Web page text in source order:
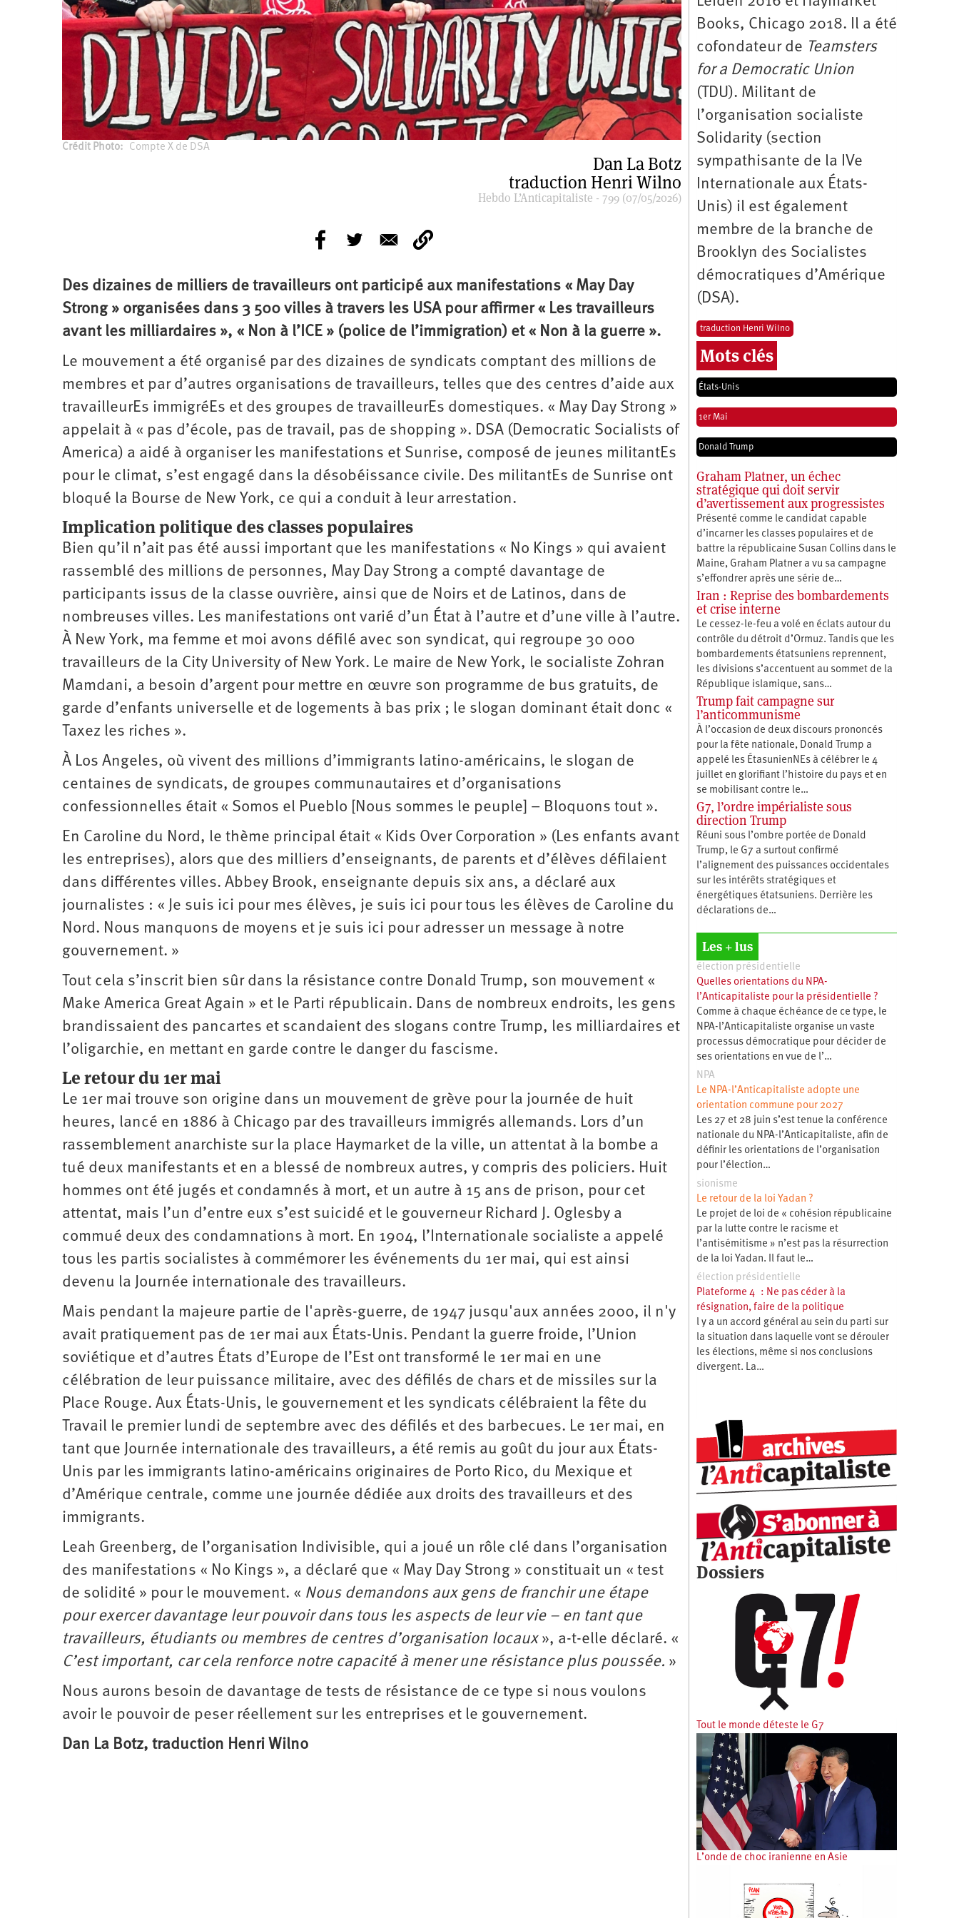
Crédit Photo Compte X de DSA
Dan La Botz
traduction Henri Wilno
Hebdo L’Anticapitaliste - 799 (07/05/2026)
Des dizaines de milliers de travailleurs ont participé aux manifestations « May Day
Strong » organisées dans 3 500 villes à travers les USA pour affirmer « Les travailleurs
avant les milliardaires », « Non à l’ICE » (police de l’immigration) et « Non à la guerre ».
Le mouvement a été organisé par des dizaines de syndicats comptant des millions de
membres et par d’autres organisations de travailleurs, telles que des centres d’aide aux
travailleurEs immigréEs et des groupes de travailleurEs domestiques. « May Day Strong »
appelait à « pas d’école, pas de travail, pas de shopping ». DSA (Democratic Socialists of
America) a aidé à organiser les manifestations et Sunrise, composé de jeunes militantEs
pour le climat, s’est engagé dans la désobéissance civile. Des militantEs de Sunrise ont
bloqué la Bourse de New York, ce qui a conduit à leur arrestation.
Implication politique des classes populaires
Bien qu’il n’ait pas été aussi important que les manifestations « No Kings » qui avaient
rassemblé des millions de personnes, May Day Strong a compté davantage de
participants issus de la classe ouvrière, ainsi que de Noirs et de Latinos, dans de
nombreuses villes. Les manifestations ont varié d’un État à l’autre et d’une ville à l’autre.
À New York, ma femme et moi avons défilé avec son syndicat, qui regroupe 30 000
travailleurs de la City University of New York. Le maire de New York, le socialiste Zohran
Mamdani, a besoin d’argent pour mettre en œuvre son programme de bus gratuits, de
garde d’enfants universelle et de logements à bas prix ; le slogan dominant était donc «
Taxez les riches ».
À Los Angeles, où vivent des millions d’immigrants latino-américains, le slogan de
centaines de syndicats, de groupes communautaires et d’organisations
confessionnelles était « Somos el Pueblo [Nous sommes le peuple] – Bloquons tout ».
En Caroline du Nord, le thème principal était « Kids Over Corporation » (Les enfants avant
les entreprises), alors que des milliers d’enseignants, de parents et d’élèves défilaient
dans différentes villes. Abbey Brook, enseignante depuis six ans, a déclaré aux
journalistes : « Je suis ici pour mes élèves, je suis ici pour tous les élèves de Caroline du
Nord. Nous manquons de moyens et je suis ici pour adresser un message à notre
gouvernement. »
Tout cela s’inscrit bien sûr dans la résistance contre Donald Trump, son mouvement «
Make America Great Again » et le Parti républicain. Dans de nombreux endroits, les gens
brandissaient des pancartes et scandaient des slogans contre Trump, les milliardaires et
l’oligarchie, en mettant en garde contre le danger du fascisme.
Le retour du 1ermai
Le 1er mai trouve son origine dans un mouvement de grève pour la journée de huit
heures, lancé en 1886 à Chicago par des travailleurs immigrés allemands. Lors d’un
rassemblement anarchiste sur la place Haymarket de la ville, un attentat à la bombe a
tué deux manifestants et en a blessé de nombreux autres, y compris des policiers. Huit
hommes ont été jugés et condamnés à mort, et un autre à 15 ans de prison, pour cet
attentat, mais l’un d’entre eux s’est suicidé et le gouverneur Richard J. Oglesby a
commué deux des condamnations à mort. En 1904, l’Internationale socialiste a appelé
tous les partis socialistes à commémorer les événements du 1er mai, qui est ainsi
devenu la Journée internationale des travailleurs.
Mais pendant la majeure partie de l'après-guerre, de 1947 jusqu'aux années 2000, il n'y
avait pratiquement pas de 1er mai aux États-Unis. Pendant la guerre froide, l’Union
soviétique et d’autres États d’Europe de l’Est ont transformé le 1er mai en une
célébration de leur puissance militaire, avec des défilés de chars et de missiles sur la
Place Rouge. Aux États-Unis, le gouvernement et les syndicats célébraient la fête du
Travail le premier lundi de septembre avec des défilés et des barbecues. Le 1er mai, en
tant que Journée internationale des travailleurs, a été remis au goût du jour aux États-
Unis par les immigrants latino-américains originaires de Porto Rico, du Mexique et
d’Amérique centrale, comme une journée dédiée aux droits des travailleurs et des
immigrants.
Leah Greenberg, de l’organisation Indivisible, qui a joué un rôle clé dans l’organisation
des manifestations « No Kings », a déclaré que « May Day Strong » constituait un « test
de solidité » pour le mouvement. « Nous demandons aux gens de franchir une étape
pour exercer davantage leur pouvoir dans tous les aspects de leur vie – en tant que
travailleurs, étudiants ou membres de centres d’organisation locaux», a-t-elle déclaré. «
C’est important, car cela renforce notre capacité à mener une résistance plus poussée. »
Nous aurons besoin de davantage de tests de résistance de ce type si nous voulons
avoir le pouvoir de peser réellement sur les entreprises et le gouvernement.
Dan La Botz, traduction Henri Wilno
Books, Chicago 2018. Il a été
cofondateur de Teamsters
for a Democratic Union
(TDU). Militant de
l’organisation socialiste
Solidarity (section
sympathisante de la IVe
Internationale aux États-
Unis) il est également
membre de la branche de
Brooklyn des Socialistes
démocratiques d’Amérique
(DSA).
traduction Henri Wilno
Mots clés
États-Unis
1er Mai
Donald Trump
Graham Platner, un échec
stratégique qui doit servir
d’avertissement aux progressistes
Présenté comme le candidat capable
d’incarner les classes populaires et de
battre la républicaine Susan Collins dans le
Maine, Graham Platner a vu sa campagne
s’effondrer après une série de…
Iran : Reprise des bombardements
et crise interne
Le cessez-le-feu a volé en éclats autour du
contrôle du détroit d’Ormuz. Tandis que les
bombardements étatsuniens reprennent,
les divisions s’accentuent au sommet de la
République islamique, sans…
Trump fait campagne sur
l’anticommunisme
À l’occasion de deux discours prononcés
pour la fête nationale, Donald Trump a
appelé les ÉtasunienNEs à célébrer le 4
juillet en glorifiant l’histoire du pays et en
se mobilisant contre le…
G7, l’ordre impérialiste sous
direction Trump
Réuni sous l’ombre portée de Donald
Trump, le G7 a surtout confirmé
l’alignement des puissances occidentales
sur les intérêts stratégiques et
énergétiques étatsuniens. Derrière les
déclarations de…
Les + lus
élection présidentielle
Quelles orientations du NPA-
l’Anticapitaliste pour la présidentielle ?
Comme à chaque échéance de ce type, le
NPA-l’Anticapitaliste organise un vaste
processus démocratique pour décider de
ses orientations en vue de l’…
NPA
Le NPA-l’Anticapitaliste adopte une
orientation commune pour 2027
Les 27 et 28 juin s’est tenue la conférence
nationale du NPA-l’Anticapitaliste, afin de
définir les orientations de l’organisation
pour l’élection…
sionisme
Le retour de la loi Yadan ?
Le projet de loi de « cohésion républicaine
par la lutte contre le racisme et
l’antisémitisme » n’est pas la résurrection
de la loi Yadan. Il faut le…
élection présidentielle
Plateforme 4 : Ne pas céder à la
résignation, faire de la politique
l y a un accord général au sein du parti sur
la situation dans laquelle vont se dérouler
les élections, même si nos conclusions
divergent. La…
Dossiers
Tout le monde déteste le G7
L’onde de choc iranienne en Asie